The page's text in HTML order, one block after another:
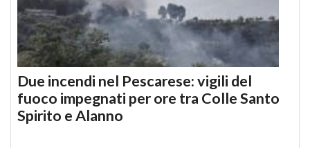
Due incendi nel Pescarese: vigili del
fuoco impegnati per ore tra Colle Santo
Spirito e Alanno